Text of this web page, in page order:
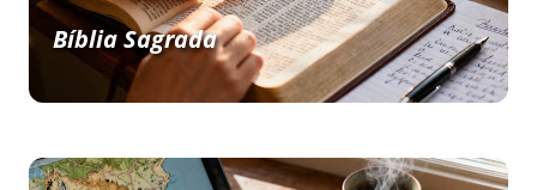
Bíblia Sagrada